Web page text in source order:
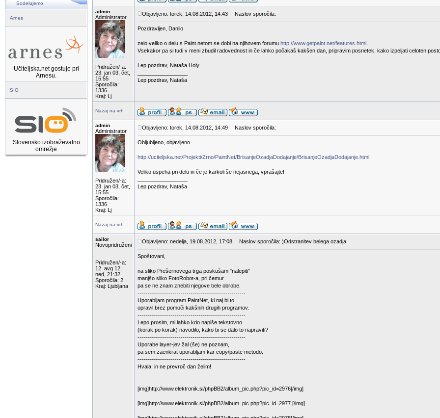
Sodelujemo
Arnes
Učiteljska.net gostuje pri
Arnesu.
SIO
Slovensko izobraževalno
omrežje
admin
Administrator
Pridružen/-a:
23. jan 03, čet,
15:55
Sporočila:
1336
Kraj: Lj
Objavljeno: torek, 14.08.2012, 14:43 Naslov sporočila:
Pozdravljen, Danilo
zelo veliko o delu s Paint.netom se dobi na njihovem forumu http://www.getpaint.net/features.html
Vsekakor pa si tudi v meni zbudil radovednost in če lahko počakaš kakšen dan, pripravim posnetek, kako izpeljati celoten
Lep pozdrav, Nataša Holy
Lep pozdrav, Nataša
Nazaj na vrh
admin
Administrator
Pridružen/-a:
23. jan 03, čet,
15:55
Sporočila:
1336
Kraj: Lj
Objavljeno: torek, 14.08.2012, 14:49 Naslov sporočila:
Obljubljeno, objavljeno.
http://uciteljska.net/Projekti/Zrno/PaintNet/BrisanjeOzadjaDodajanje/BrisanjeOzadjaDodajanje.html
Veliko uspeha pri delu in če je karkoli še nejasnega, vprašajte!
Lep pozdrav, Nataša
Nazaj na vrh
sailor
Novopridruženi
Pridružen/-a:
12. avg 12,
ned, 21:32
Sporočila: 2
Kraj: Ljubljana
Objavljeno: nedelja, 19.08.2012, 17:08 Naslov sporočila: )Odstranitev belega ozadja
Spoštovani,
na sliko Prešernovega trga poskušam "nalepiti"
manjšo sliko FotoRobot-a, pri čemur
pa se ne znam znebiti njegove bele obrobe.
-------------------------------------------------------
Uporabljam program PaintNet, ki naj bi to
opravil brez pomoči kakšnih drugih programov.
-------------------------------------------------------
Lepo prosim, mi lahko kdo napiše tekstovno
(korak po korak) navodilo, kako bi se dalo to napraviti?
-------------------------------------------------------
Uporabe layer-jev žal (še) ne poznam,
pa sem zaenkrat uporabljam kar copy/paste metodo.
-------------------------------------------------------
Hvala, in ne prevroč dan želim!
[img]http://www.elektronik.si/phpBB2/album_pic.php?pic_id=2976[/img]
[img]http://www.elektronik.si/phpBB2/album_pic.php?pic_id=2977 [/img]